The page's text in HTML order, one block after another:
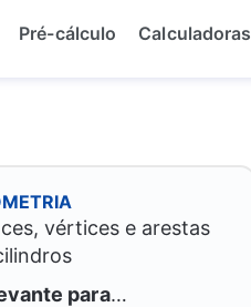
Pré-cálculo Calculadoras
para…